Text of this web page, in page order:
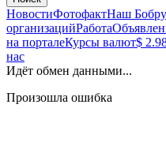
НовостиФотофактНаш
организацийРабота
на порталеКурсы валют$
нас
Идёт обмен данными...
Произошла ошибка